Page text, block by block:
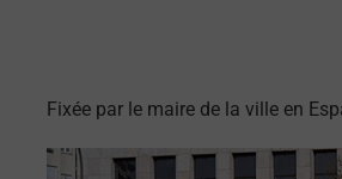
Fixée par le maire de la ville en